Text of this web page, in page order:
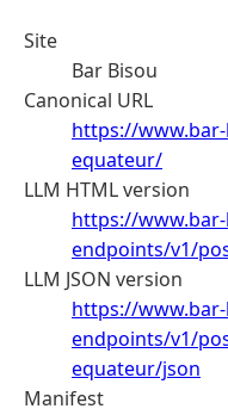
Site
Bar Bisou
Canonical URL
https://
equateur/
LLM HTML version
https://
endpoints/v1/
LLM JSON version
https://
endpoints/v1/
equateur/json
Manifest